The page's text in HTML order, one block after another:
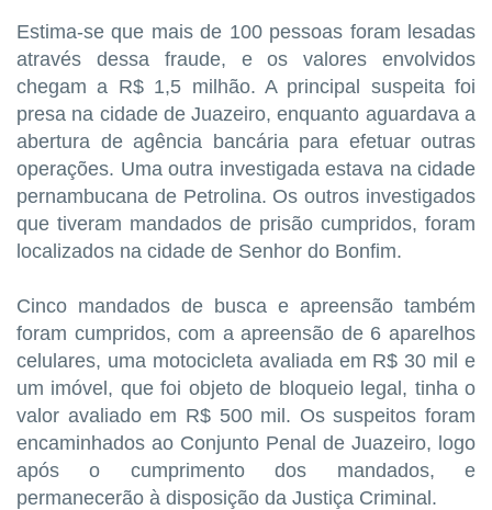
Estima-se que mais de 100 pessoas foram lesadas
através dessa fraude, e os valores envolvidos
chegam a R$ 1,5 milhão. A principal suspeita foi
presa na cidade de Juazeiro, enquanto aguardava a
abertura de agência bancária para efetuar outras
operações. Uma outra investigada estava na cidade
pernambucana de Petrolina. Os outros investigados
que tiveram mandados de prisão cumpridos, foram
localizados na cidade de Senhor do Bonfim.
Cinco mandados de busca e apreensão também
foram cumpridos, com a apreensão de 6 aparelhos
celulares, uma motocicleta avaliada em R$ 30 mil e
um imóvel, que foi objeto de bloqueio legal, tinha o
valor avaliado em R$ 500 mil. Os suspeitos foram
encaminhados ao Conjunto Penal de Juazeiro, logo
após o cumprimento dos mandados, e
permanecerão à disposição da Justiça Criminal.